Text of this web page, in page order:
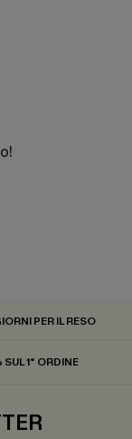
PER IL RESO
SUL 1° ORDINE